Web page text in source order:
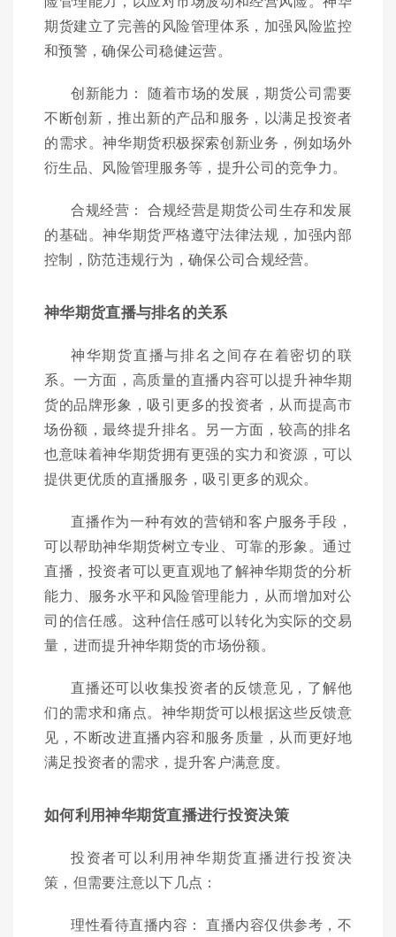
期货建立了完善的风险管理体系，加强风险监控
和预警，确保公司稳健运营。
创新能力： 随着市场的发展，期货公司需要
不断创新，推出新的产品和服务，以满足投资者
的需求。神华期货积极探索创新业务，例如场外
衍生品、风险管理服务等，提升公司的竞争力。
合规经营： 合规经营是期货公司生存和发展
的基础。神华期货严格遵守法律法规，加强内部
控制，防范违规行为，确保公司合规经营。
神华期货直播与排名的关系
神华期货直播与排名之间存在着密切的联
系。一方面，高质量的直播内容可以提升神华期
货的品牌形象，吸引更多的投资者，从而提高市
场份额，最终提升排名。另一方面，较高的排名
也意味着神华期货拥有更强的实力和资源，可以
提供更优质的直播服务，吸引更多的观众。
直播作为一种有效的营销和客户服务手段，
可以帮助神华期货树立专业、可靠的形象。通过
直播，投资者可以更直观地了解神华期货的分析
能力、服务水平和风险管理能力，从而增加对公
司的信任感。这种信任感可以转化为实际的交易
量，进而提升神华期货的市场份额。
直播还可以收集投资者的反馈意见，了解他
们的需求和痛点。神华期货可以根据这些反馈意
见，不断改进直播内容和服务质量，从而更好地
满足投资者的需求，提升客户满意度。
如何利用神华期货直播进行投资决策
投资者可以利用神华期货直播进行投资决
策，但需要注意以下几点：
理性看待直播内容： 直播内容仅供参考，不